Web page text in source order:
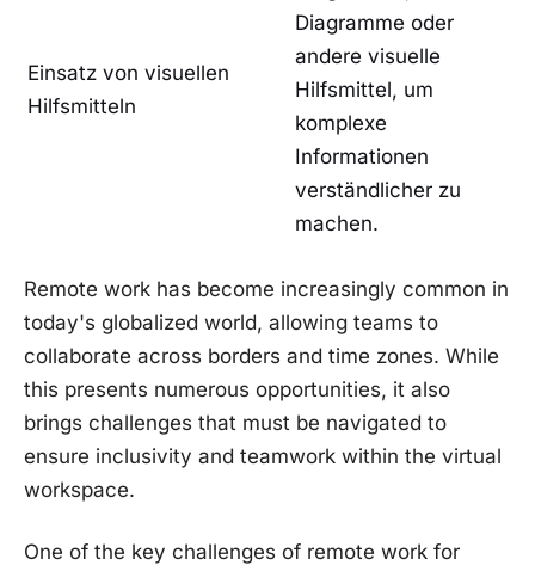
Einsatz ⁣von visuellen
Hilfsmitteln
Diagramme ⁢oder
andere visuelle
Hilfsmittel, um
‌komplexe
Informationen
verständlicher⁣ zu⁤
machen.
Remote work has become increasingly common​ in
today's globalized world, allowing teams to
collaborate⁢ across borders ‌and time zones. While⁢
this​ presents numerous opportunities, it ​also
brings challenges that must be navigated⁢ to
ensure inclusivity and teamwork ​within the‌ virtual
workspace.
One of the key challenges​ of ⁢remote work for